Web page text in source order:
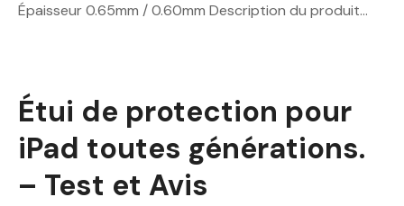
Épaisseur 0.65mm / 0.60mm Description du produit…
Étui de protection pour
iPad toutes générations.
– Test et Avis